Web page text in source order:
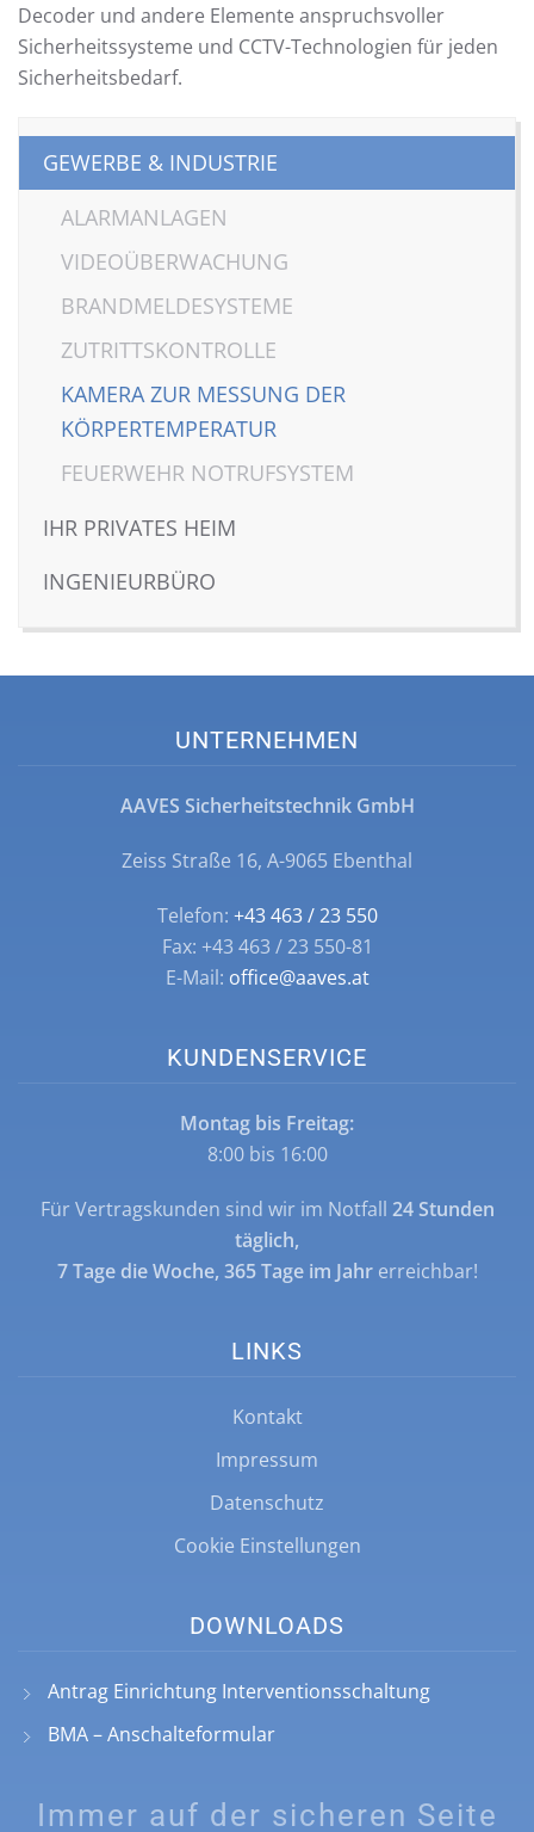
Decoder und andere Elemente anspruchsvoller
Sicherheitssysteme und CCTV-Technologien für jeden
Sicherheitsbedarf.
GEWERBE & INDUSTRIE
ALARMANLAGEN
VIDEOÜBERWACHUNG
BRANDMELDESYSTEME
ZUTRITTSKONTROLLE
KAMERA ZUR MESSUNG DER
KÖRPERTEMPERATUR
FEUERWEHR NOTRUFSYSTEM
IHR PRIVATES HEIM
INGENIEURBÜRO
UNTERNEHMEN
AAVES Sicherheitstechnik GmbH
Zeiss Straße 16, A-9065 Ebenthal
Telefon: +43 463 / 23 550
Fax: +43 463 / 23 550-81
E-Mail: office@aaves.at
KUNDENSERVICE
Montag bis Freitag:
8:00 bis 16:00
Für Vertragskunden sind wir im Notfall 24 Stunden
täglich,
7 Tage die Woche, 365 Tage im Jahrerreichbar!
LINKS
Kontakt
Impressum
Datenschutz
Cookie Einstellungen
DOWNLOADS
Antrag Einrichtung Interventionsschaltung
BMA – Anschalteformular
Immer auf der sicheren Seite